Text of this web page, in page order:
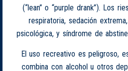
(“lean” o “purple drank”). Los
respiratoria, sedación
psicológica, y síndrome de
El uso recreativo es peligroso,
combina con alcohol u otros